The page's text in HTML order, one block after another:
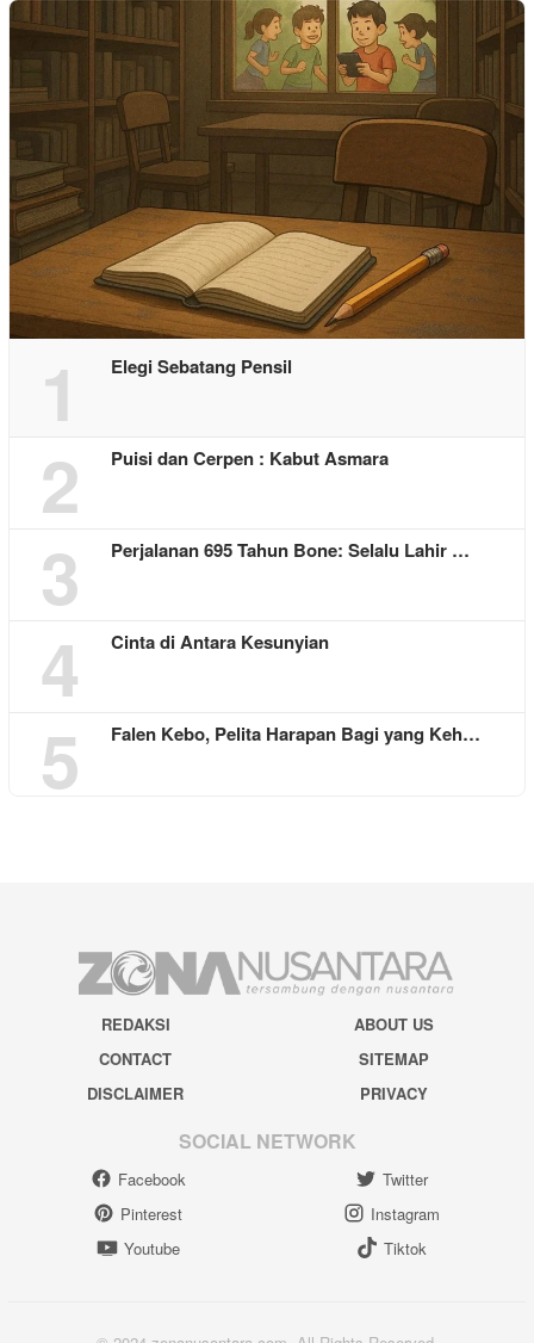
1 Elegi Sebatang Pensil
2 Puisi dan Cerpen : Kabut Asmara
3 Perjalanan 695 Tahun Bone: Selalu Lahir …
4 Cinta di Antara Kesunyian
5 Falen Kebo, Pelita Harapan Bagi yang Keh…
REDAKSI
ABOUT US
CONTACT
SITEMAP
DISCLAIMER
PRIVACY
SOCIAL NETWORK
Facebook
Twitter
Pinterest
Instagram
Youtube
Tiktok